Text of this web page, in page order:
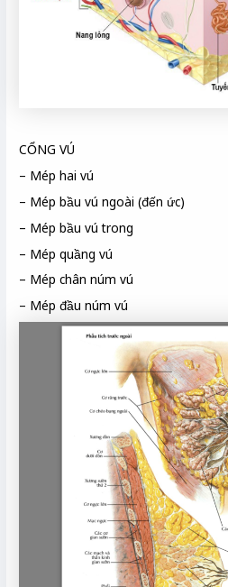
CỔNG VÚ
– Mép hai vú
– Mép bầu vú ngoài (đến ức)
– Mép bầu vú trong
– Mép quầng vú
– Mép chân núm vú
– Mép đầu núm vú